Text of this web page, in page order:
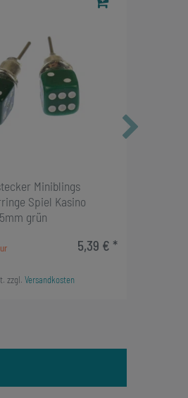
Miniblings
Spiel Kasino
grün
5,39 € *
zzgl. Versandkosten